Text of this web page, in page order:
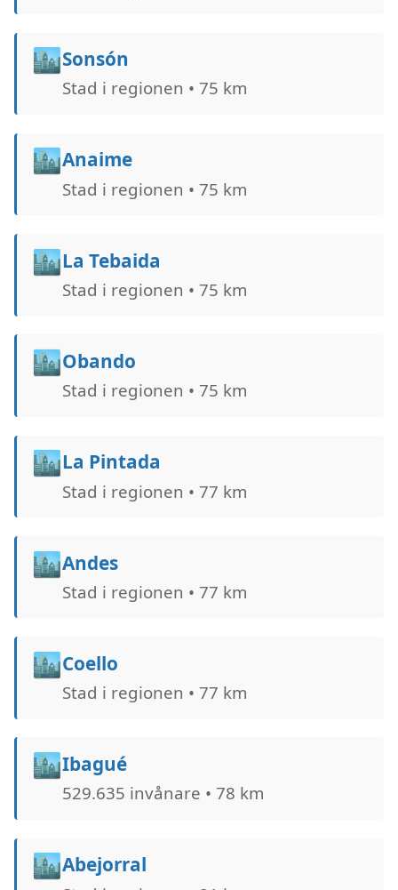
🏙️Sonsón
Stad i regionen • 75 km
🏙️Anaime
Stad i regionen • 75 km
🏙️La Tebaida
Stad i regionen • 75 km
🏙️Obando
Stad i regionen • 75 km
🏙️La Pintada
Stad i regionen • 77 km
🏙️Andes
Stad i regionen • 77 km
🏙️Coello
Stad i regionen • 77 km
🏙️Ibagué
529.635 invånare • 78 km
🏙️Abejorral